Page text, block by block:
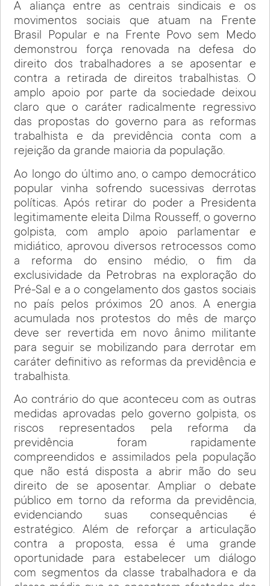
A aliança entre as centrais sindicais e os
movimentos sociais que atuam na Frente
Brasil Popular e na Frente Povo sem Medo
demonstrou força renovada na defesa do
direito dos trabalhadores a se aposentar e
contra a retirada de direitos trabalhistas. O
amplo apoio por parte da sociedade deixou
claro que o caráter radicalmente regressivo
das propostas do governo para as reformas
trabalhista e da previdência conta com a
rejeição da grande maioria da população.
Ao longo do último ano, o campo democrático
popular vinha sofrendo sucessivas derrotas
políticas. Após retirar do poder a Presidenta
legitimamente eleita Dilma Rousseff, o governo
golpista, com amplo apoio parlamentar e
midiático, aprovou diversos retrocessos como
a reforma do ensino médio, o fim da
exclusividade da Petrobras na exploração do
Pré-Sal e a o congelamento dos gastos sociais
no país pelos próximos 20 anos. A energia
acumulada nos protestos do mês de março
deve ser revertida em novo ânimo militante
para seguir se mobilizando para derrotar em
caráter definitivo as reformas da previdência e
trabalhista.
Ao contrário do que aconteceu com as outras
medidas aprovadas pelo governo golpista, os
riscos representados pela reforma da
previdência foram rapidamente
compreendidos e assimilados pela população
que não está disposta a abrir mão do seu
direito de se aposentar. Ampliar o debate
público em torno da reforma da previdência,
evidenciando suas consequências é
estratégico. Além de reforçar a articulação
contra a proposta, essa é uma grande
oportunidade para estabelecer um diálogo
com segmentos da classe trabalhadora e da